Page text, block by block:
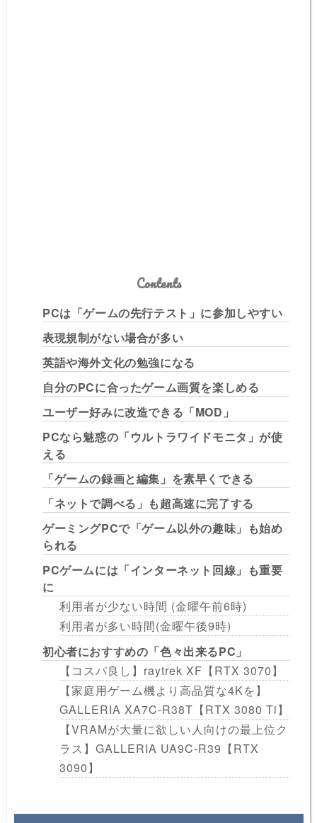
Contents
PCは「ゲームの先行テスト」に参加しやすい
表現規制がない場合が多い
英語や海外文化の勉強になる
自分のPCに合ったゲーム画質を楽しめる
ユーザー好みに改造できる「MOD」
PCなら魅惑の「ウルトラワイドモニタ」が使
える
「ゲームの録画と編集」を素早くできる
「ネットで調べる」も超高速に完了する
ゲーミングPCで「ゲーム以外の趣味」も始め
られる
PCゲームには「インターネット回線」も重要
に
利用者が少ない時間 (金曜午前6時)
利用者が多い時間(金曜午後9時)
初心者におすすめの「色々出来るPC」
【コスパ良し】raytrek XF【RTX 3070】
【家庭用ゲーム機より高品質な4Kを】
GALLERIA XA7C-R38T【RTX 3080 Ti】
【VRAMが大量に欲しい人向けの最上位ク
ラス】GALLERIA UA9C-R39【RTX
3090】